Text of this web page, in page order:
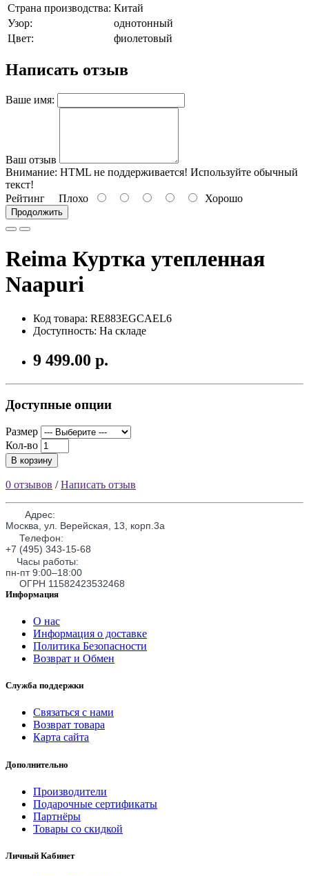
Страна производства: Китай
Узор:
однотонный
Цвет:
фиолетовый
Написать отзыв
Ваше имя:
Ваш отзыв
Внимание: HTML не поддерживается! Используйте обычный
текст!
Рейтинг Плохо Хорошо
Продолжить
Reima Куртка утепленная
Naapuri
Код товара: RE883EGCAEL6
Доступность: На складе
9 499.00 р.
Доступные опции
Размер
Кол-во
В корзину
0 отзывов /Написать отзыв
Адрес:
Москва, ул. Верейская, 13, корп.3а
Телефон:
+7 (495) 343-15-68
Часы работы:
пн-пт 9:00–18:00
ОГРН 11582423532468
Информация
О нас
Информация о доставке
Политика Безопасности
Возврат и Обмен
Служба поддержки
Связаться с нами
Возврат товара
Карта сайта
Дополнительно
Производители
Подарочные сертификаты
Партнёры
Товары со скидкой
Личный Кабинет